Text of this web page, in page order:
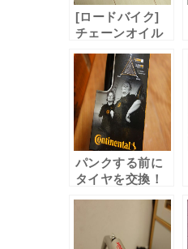
[ロードバイク]
チェーンオイル
ーパスSP”に。
パンクする前に
タイヤを交換！
4000S II」をリピ
ート購入する。